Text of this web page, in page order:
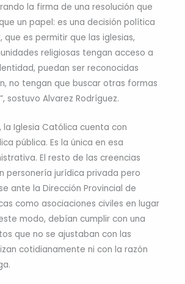
la firma de una resolución que
un papel: es una decisión política
que es permitir que las iglesias,
religiosas tengan acceso a
puedan ser reconocidas
no tengan que buscar otras formas
sostuvo Alvarez Rodríguez.
la Iglesia Católica cuenta con
pública. Es la única en esa
El resto de las creencias
personería jurídica privada pero
ante la Dirección Provincial de
como asociaciones civiles en lugar
modo, debían cumplir con una
que no se ajustaban con las
cotidianamente ni con la razón